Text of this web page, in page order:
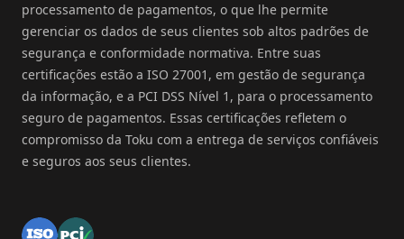
processamento de pagamentos, o que lhe permite
gerenciar os dados de seus clientes sob altos padrões de
segurança e conformidade normativa. Entre suas
certificações estão a ISO 27001, em gestão de segurança
da informação, e a PCI DSS Nível 1, para o processamento
seguro de pagamentos. Essas certificações refletem o
compromisso da Toku com a entrega de serviços confiáveis
e seguros aos seus clientes.